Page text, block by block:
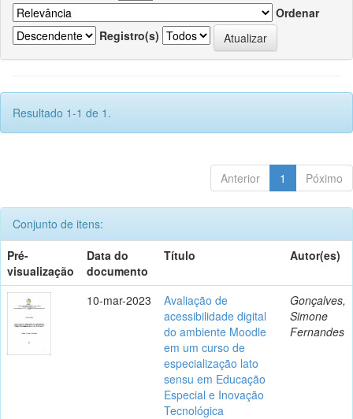
Ordenar
Registro(s)
Resultado 1-1 de 1.
Anterior 1 Póximo
Conjunto de itens:
Pré-
visualização
Data do
documento
Título Autor(es)
10-mar-2023
Avaliação de
acessibilidade digital
do ambiente Moodle
em um curso de
especialização lato
sensu em Educação
Especial e Inovação
Tecnológica
Gonçalves,
Simone
Fernandes